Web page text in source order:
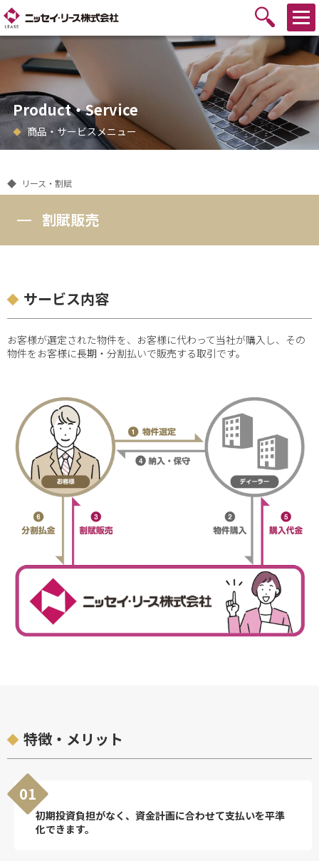
Product・Service
商品・サービスメニュー
リース・割賦
割賦販売
サービス内容
お客様が選定された物件を、お客様に代わって当社が購入し、その
物件をお客様に長期・分割払いで販売する取引です。
特徴・メリット
01
初期投資負担がなく、資金計画に合わせて支払いを平準
化できます。